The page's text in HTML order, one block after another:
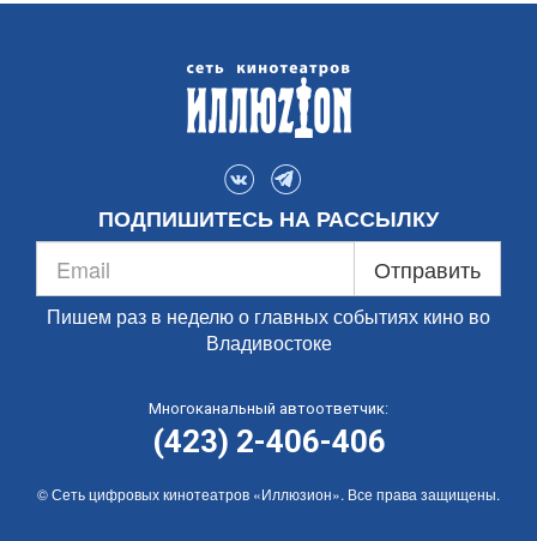
ПОДПИШИТЕСЬ НА РАССЫЛКУ
Отправить
Пишем раз в неделю о главных событиях кино во
Владивостоке
Многоканальный автоответчик:
(423) 2-406-406
© Сеть цифровых кинотеатров «Иллюзион». Все права защищены.